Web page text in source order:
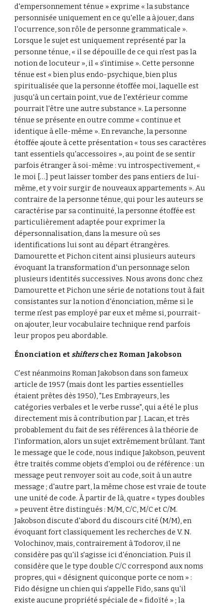
d'empersonnement ténue » exprime « la substance
personnisée uniquement en ce qu'elle a à jouer, dans
l'ocurrence, son rôle de personne grammaticale ».
Lorsque le sujet est uniquement représenté par la
personne ténue, « il se dépouille de ce qui n'est pas la
notion de locuteur », il « s'intimise ». Cette personne
ténue est « bien plus endo-psychique, bien plus
spiritualisée que la personne étoffée moi, laquelle est
jusqu'à un certain point, vue de l'extérieur comme
pourrait l'être une autre substance ». La personne
ténue se présente en outre comme « continue et
identique à elle-même ». En revanche, la personne
étoffée ajoute à cette présentation « tous ses caractères
tant essentiels qu'accessoires », au point de se sentir
parfois étranger à soi-même : vu introspectivement, «
le moi […] peut laisser tomber des pans entiers de lui-
même, et y voir surgir de nouveaux appartements ». Au
contraire de la personne ténue, qui pour les auteurs se
caractérise par sa continuité, la personne étoffée est
particulièrement adaptée pour exprimer la
dépersonnalisation, dans la mesure où ses
identifications lui sont au départ étrangères.
Damourette et Pichon citent ainsi plusieurs auteurs
évoquant la transformation d'un personnage selon
plusieurs identités successives. Nous avons donc chez
Damourette et Pichon une série de notations tout à fait
consistantes sur la notion d'énonciation, même si le
terme n'est pas employé par eux et même si, pourrait-
on ajouter, leur vocabulaire technique rend parfois
leur propos peu abordable.
Énonciation et shifters chez Roman Jakobson
C'est néanmoins Roman Jakobson dans son fameux
article de 1957 (mais dont les parties essentielles
étaient prêtes dès 1950), "Les Embrayeurs, les
catégories verbales et le verbe russe", qui a été le plus
directement mis à contribution par J. Lacan, et très
probablement du fait de ses références à la théorie de
l'information, alors un sujet extrêmement brûlant. Tant
le message que le code, nous indique Jakobson, peuvent
être traités comme objets d'emploi ou de référence : un
message peut renvoyer soit au code, soit à un autre
message ; d'autre part, la même chose est vraie de toute
une unité de code. À partir de là, quatre « types doubles
» peuvent être distingués : M/M, C/C, M/C et C/M.
Jakobson discute d'abord du discours cité (M/M), en
évoquant fort classiquement les recherches de V. N.
Volochinov, mais, contrairement à Todorov, il ne
considère pas qu'il s'agisse ici d'énonciation. Puis il
considère que le type double C/C correspond aux noms
propres, qui « désignent quiconque porte ce nom » :
Fido désigne un chien qui s'appelle Fido, sans qu'il
existe aucune propriété spéciale de « fidoïté » ; la